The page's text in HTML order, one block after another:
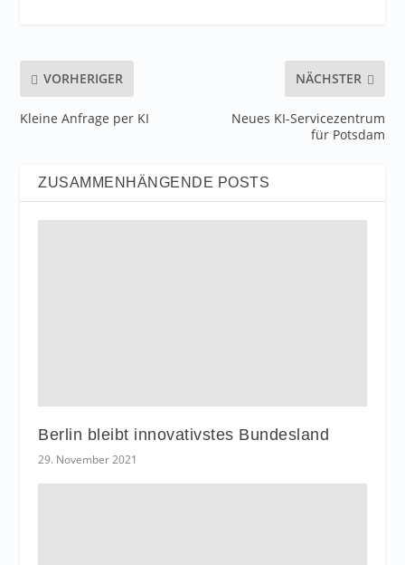
VORHERIGER
Kleine Anfrage per KI
NÄCHSTER
Neues KI-Servicezentrum
für Potsdam
ZUSAMMENHÄNGENDE POSTS
Berlin bleibt innovativstes Bundesland
29. November 2021